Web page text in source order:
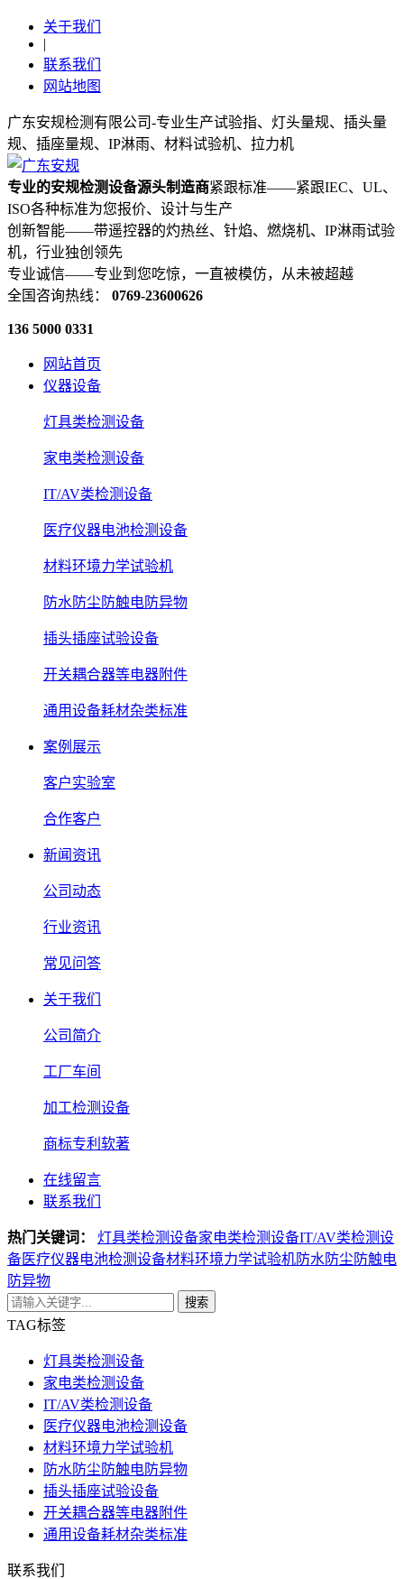
关于我们
|
联系我们
网站地图
广东安规检测有限公司-专业生产试验指、灯头量规、插头量
规、插座量规、IP淋雨、材料试验机、拉力机
专业的安规检测设备源头制造商紧跟标准——紧跟IEC、UL、
ISO各种标准为您报价、设计与生产
创新智能——带遥控器的灼热丝、针焰、燃烧机、IP淋雨试验
机，行业独创领先
专业诚信——专业到您吃惊，一直被模仿，从未被超越
全国咨询热线： 0769-23600626
136 5000 0331
网站首页
仪器设备
灯具类检测设备
家电类检测设备
IT/AV类检测设备
医疗仪器电池检测设备
材料环境力学试验机
防水防尘防触电防异物
插头插座试验设备
开关耦合器等电器附件
通用设备耗材杂类标准
案例展示
客户实验室
合作客户
新闻资讯
公司动态
行业资讯
常见问答
关于我们
公司简介
工厂车间
加工检测设备
商标专利软著
在线留言
联系我们
热门关键词： 灯具类检测设备家电类检测设备IT/AV类检测设
备医疗仪器电池检测设备材料环境力学试验机防水防尘防触电
防异物
搜索
TAG标签
灯具类检测设备
家电类检测设备
IT/AV类检测设备
医疗仪器电池检测设备
材料环境力学试验机
防水防尘防触电防异物
插头插座试验设备
开关耦合器等电器附件
通用设备耗材杂类标准
联系我们